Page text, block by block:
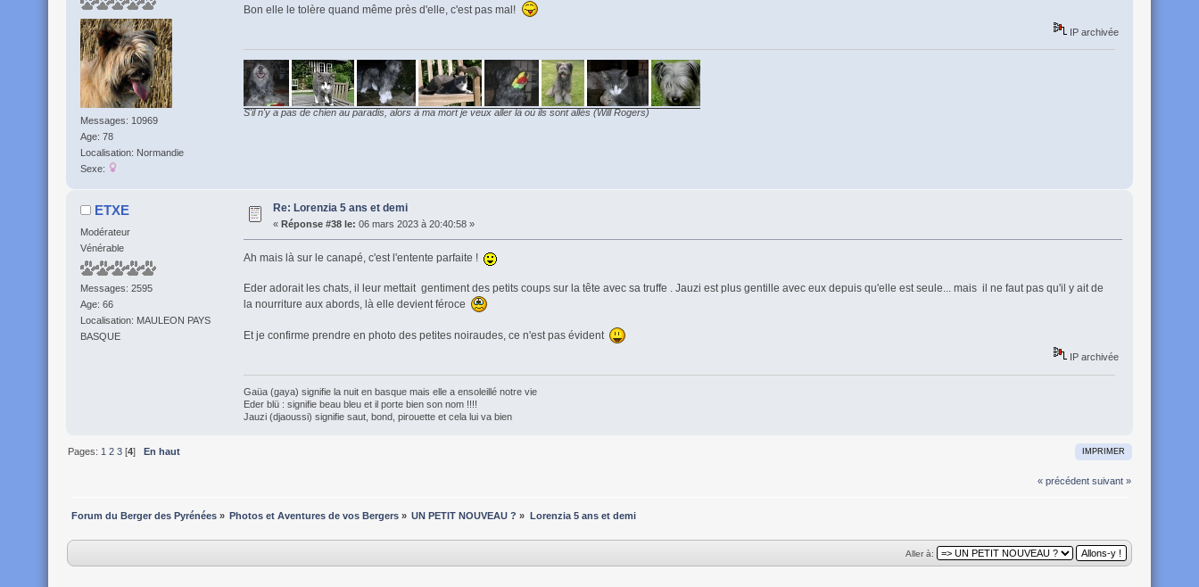
Messages: 10969
Age: 78
Localisation: Normandie
Sexe:
Bon elle le tolère quand même près d'elle, c'est pas mal!
IP archivée
S'il n'y a pas de chien au paradis, alors à ma mort je veux aller là où ils sont allés (Will Rogers)
ETXE
Modérateur
Vénérable
Messages: 2595
Age: 66
Localisation: MAULEON PAYS
BASQUE
Re: Lorenzia 5 ans et demi
« Réponse #38 le: 06 mars 2023 à 20:40:58 »
Ah mais là sur le canapé, c'est l'entente parfaite !
Eder adorait les chats, il leur mettait gentiment des petits coups sur la tête avec sa truffe . Jauzi est plus gentille avec eux depuis qu'elle est seule... mais il ne faut pas qu'il y ait de
la nourriture aux abords, là elle devient féroce
Et je confirme prendre en photo des petites noiraudes, ce n'est pas évident
IP archivée
Gaüa (gaya) signifie la nuit en basque mais elle a ensoleillé notre vie
Eder blü : signifie beau bleu et il porte bien son nom !!!!
Jauzi (djaoussi) signifie saut, bond, pirouette et cela lui va bien
IMPRIMER
Pages: 1 2 3[4] En haut
« précédent suivant »
Forum du Berger des Pyrénées» Photos et Aventures de vos Bergers » UN PETIT NOUVEAU ? » Lorenzia 5 ans et demi
Aller à: